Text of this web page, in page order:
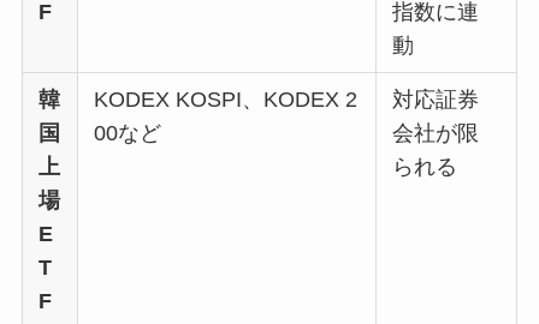
F
指数に連
動
韓
国
上
場
E
T
F
KODEX KOSPI、KODEX 2
00など
対応証券
会社が限
られる